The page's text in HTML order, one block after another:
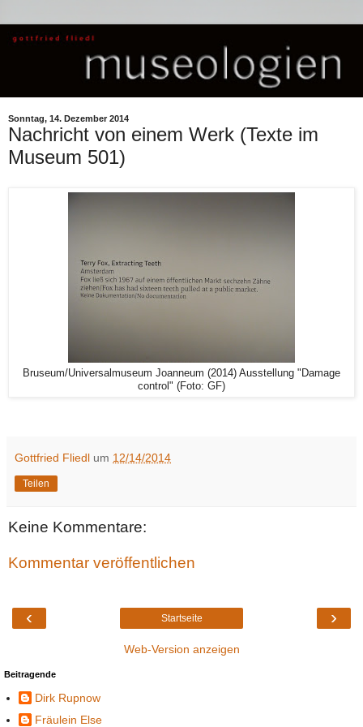
Sonntag, 14. Dezember 2014
Nachricht von einem Werk (Texte im
Museum 501)
Bruseum/Universalmuseum Joanneum (2014) Ausstellung "Damage
control" (Foto: GF)
Gottfried Fliedl um 12/14/2014
Teilen
Keine Kommentare:
Kommentar veröffentlichen
‹ ›
Startseite
Web-Version anzeigen
Beitragende
Dirk Rupnow
Fräulein Else